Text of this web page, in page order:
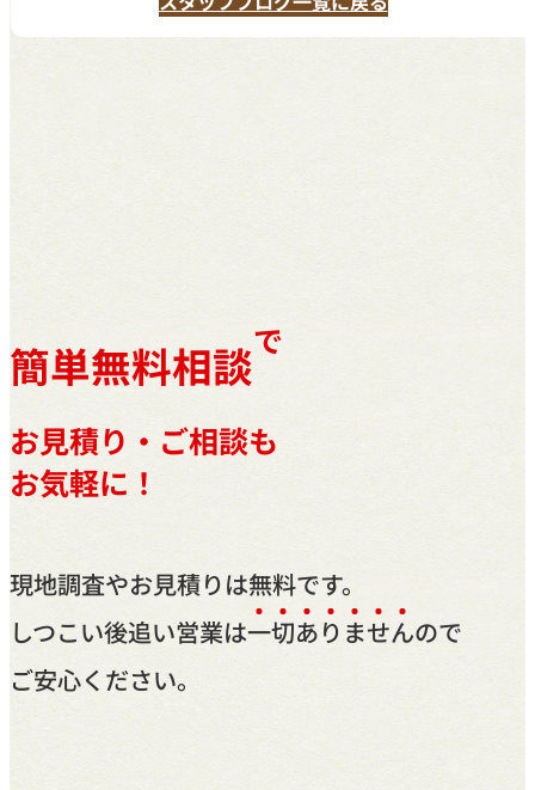
簡単無料相談で
お見積り・ご相談も
お気軽に！
現地調査やお見積りは無料です。
しつこい後追い営業は一切あり ませんので
ご安心ください。